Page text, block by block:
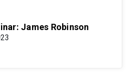
James Robinson